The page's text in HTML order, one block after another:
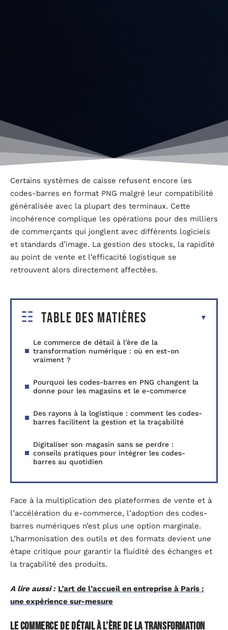
Certains systèmes de caisse refusent encore les
codes-barres en format PNG malgré leur compatibilité
généralisée avec la plupart des terminaux. Cette
incohérence complique les opérations pour des milliers
de commerçants qui jonglent avec différents logiciels
et standards d’image. La gestion des stocks, la rapidité
au point de vente et l’efficacité logistique se
retrouvent alors directement affectées.
Table des matières
Le commerce de détail à l’ère de la
transformation numérique : où en est-on
vraiment ?
Pourquoi les codes-barres en PNG changent la
donne pour les magasins et le e-commerce
Des rayons à la logistique : comment les codes-
barres facilitent la gestion et la traçabilité
Digitaliser son magasin sans se perdre :
conseils pratiques pour intégrer les codes-
barres au quotidien
Face à la multiplication des plateformes de vente et à
l’accélération du e-commerce, l’adoption des codes-
barres numériques n’est plus une option marginale.
L’harmonisation des outils et des formats devient une
étape critique pour garantir la fluidité des échanges et
la traçabilité des produits.
A lire aussi : L’art de l’accueil en entreprise à Paris :
une expérience sur-mesure
Le commerce de détail à l’ère de la transformation